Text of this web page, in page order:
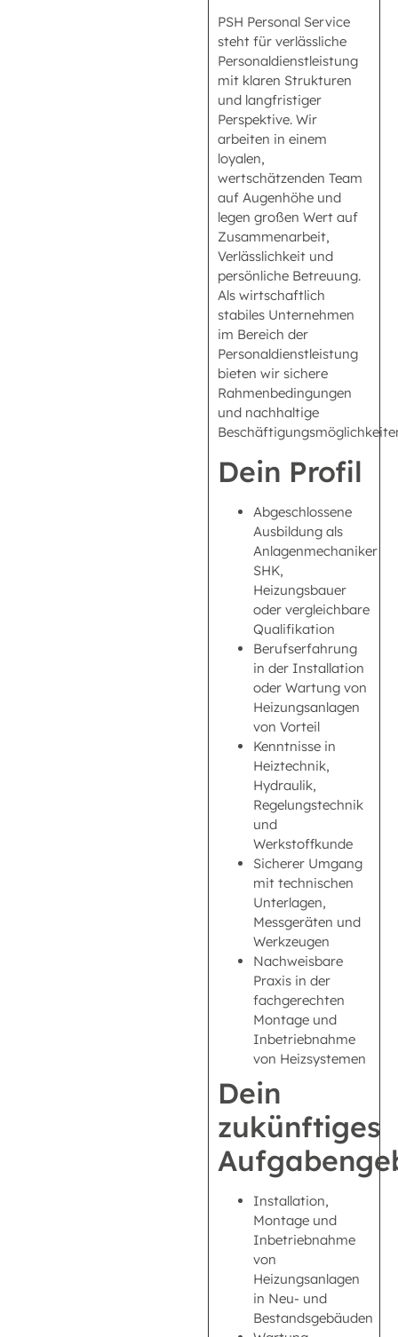
PSH Personal Service
steht für verlässliche
Personaldienstleistung
mit klaren Strukturen
und langfristiger
Perspektive. Wir
arbeiten in einem
loyalen,
wertschätzenden Team
auf Augenhöhe und
legen großen Wert auf
Zusammenarbeit,
Verlässlichkeit und
persönliche Betreuung.
Als wirtschaftlich
stabiles Unternehmen
im Bereich der
Personaldienstleistung
bieten wir sichere
Rahmenbedingungen
und nachhaltige
Dein Profil
Abgeschlossene
Ausbildung als
Anlagenmechaniker
SHK,
Heizungsbauer
oder vergleichbare
Qualifikation
Berufserfahrung
in der Installation
oder Wartung von
Heizungsanlagen
von Vorteil
Kenntnisse in
Heiztechnik,
Hydraulik,
Regelungstechnik
und
Werkstoffkunde
Sicherer Umgang
mit technischen
Unterlagen,
Messgeräten und
Werkzeugen
Nachweisbare
Praxis in der
fachgerechten
Montage und
Inbetriebnahme
von Heizsystemen
Dein
zukünftiges
Installation,
Montage und
Inbetriebnahme
von
Heizungsanlagen
in Neu- und
Bestandsgebäuden